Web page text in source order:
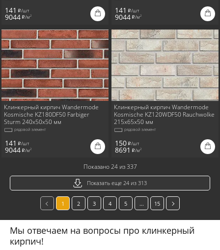
141 i/шт
9044 i/м2
141 i/шт
9044 i/м2
Клинкерный кирпич Wandermode
Kosmische KZ180DF50 Farbiger
Sturm 240x50x50 мм
рядовой элемент
141 i/шт
9044 i/м2
Клинкерный кирпич Wandermode
Kosmische KZ120WDF50 Rauchwolke
215x65x50 мм
рядовой элемент
150 i/шт
8691 i/м2
Показано 24 из 337
Показать еще 24 из 313
1 2 3 4 5 ... 15
Мы отвечаем на вопросы про клинкерный
кирпич!